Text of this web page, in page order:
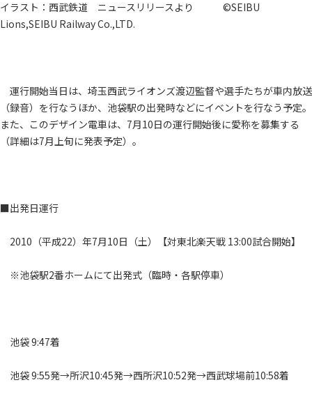
イラスト：西武鉄道 ニュースリリースより ©SEIBU
Lions,SEIBU Railway Co.,LTD.
運行開始当日は、埼玉西武ライオンズ渡辺監督や選手たちが車内放送
（録音）を行なうほか、池袋駅の出発時などにイベントを行なう予定。
また、このデザイン電車は、7月10日の運行開始後に愛称を募集する
（詳細は7月上旬に発表予定）。
■出発日運行
2010（平成22）年7月10日（土）【対東北楽天戦 13:00試合開始】
※池袋駅2番ホームにて出発式（臨時・各駅停車）
池袋 9:47着
池袋 9:55発→所沢10:45発→西所沢10:52発→西武球場前10:58着